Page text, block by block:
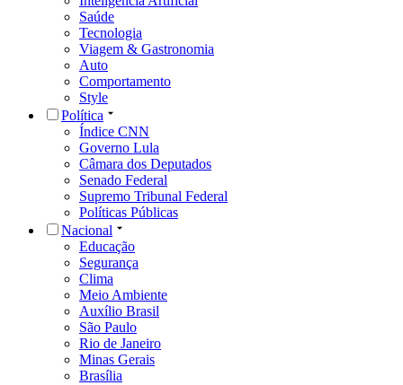
Saúde
Tecnologia
Viagem & Gastronomia
Auto
Comportamento
Style
Política
Índice CNN
Governo Lula
Câmara dos Deputados
Senado Federal
Supremo Tribunal Federal
Políticas Públicas
Nacional
Educação
Segurança
Clima
Meio Ambiente
Auxílio Brasil
São Paulo
Rio de Janeiro
Minas Gerais
Brasília